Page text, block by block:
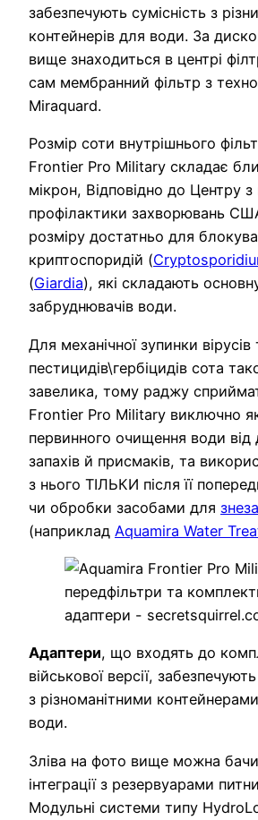
забезпечують сумісність з
контейнерів для води. За
вище знаходиться в центрі
сам мембранний фільтр з
Miraquard.
Розмір соти внутрішнього
Frontier Pro Military складає
мікрон, Відповідно до Центру
профілактики захворювань
розміру достатньо для
криптоспоридій (
(Giardia), які складають
забруднювачів води.
Для механічної зупинки вірусів
пестицидів\гербіцидів сота
завелика, тому раджу
Frontier Pro Military виключно
первинного очищення води від
запахів й присмаків, та
з нього ТІЛЬКИ після її
чи обробки засобами для
(наприклад Aquamira Water
Адаптери, що входять до
військової версії,
з різноманітними
води.
Зліва на фото вище можна
інтеграції з резервуарами
Модульні системи типу